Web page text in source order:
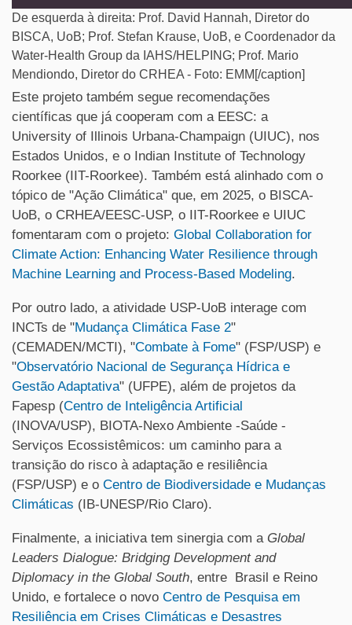
De esquerda à direita: Prof. David Hannah, Diretor do
BISCA, UoB; Prof. Stefan Krause, UoB, e Coordenador da
Water-Health Group da IAHS/HELPING; Prof. Mario
Mendiondo, Diretor do CRHEA - Foto: EMM[/caption]
Este projeto também segue recomendações
científicas que já cooperam com a EESC: a
University of Illinois Urbana-Champaign (UIUC), nos
Estados Unidos, e o Indian Institute of Technology
Roorkee (IIT-Roorkee). Também está alinhado com o
tópico de "Ação Climática" que, em 2025, o BISCA-
UoB, o CRHEA/EESC-USP, o IIT-Roorkee e UIUC
fomentaram com o projeto: Global Collaboration for
Climate Action: Enhancing Water Resilience through
Machine Learning and Process-Based Modeling.
Por outro lado, a atividade USP-UoB interage com
INCTs de "Mudança Climática Fase 2"
(CEMADEN/MCTI), "Combate à Fome" (FSP/USP) e
"Observatório Nacional de Segurança Hídrica e
Gestão Adaptativa" (UFPE), além de projetos da
Fapesp (Centro de Inteligência Artificial
(INOVA/USP), BIOTA-Nexo Ambiente -Saúde -
Serviços Ecossistêmicos: um caminho para a
transição do risco à adaptação e resiliência
(FSP/USP) e o Centro de Biodiversidade e Mudanças
Climáticas (IB-UNESP/Rio Claro).
Finalmente, a iniciativa tem sinergia com a Global
Leaders Dialogue: Bridging Development and
Diplomacy in the Global South, entre Brasil e Reino
Unido, e fortalece o novo Centro de Pesquisa em
Resiliência em Crises Climáticas e Desastres